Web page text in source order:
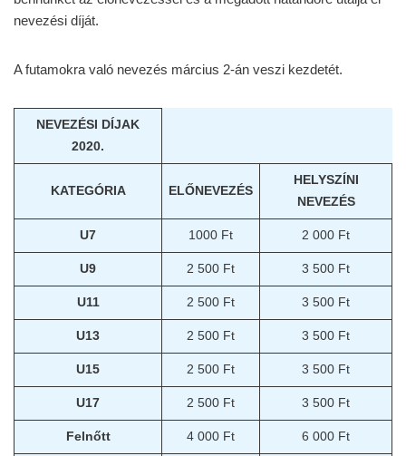
nevezési díját.
A futamokra való nevezés március 2-án veszi kezdetét.
NEVEZÉSI DÍJAK
2020.
KATEGÓRIA ELŐNEVEZÉS
HELYSZÍNI
NEVEZÉS
U7 1000 Ft 2 000 Ft
U9 2 500 Ft 3 500 Ft
U11 2 500 Ft 3 500 Ft
U13 2 500 Ft 3 500 Ft
U15 2 500 Ft 3 500 Ft
U17 2 500 Ft 3 500 Ft
Felnőtt 4 000 Ft 6 000 Ft